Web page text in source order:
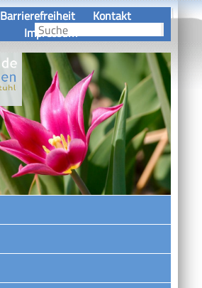
Barrierefreiheit
Kontakt
Impressum